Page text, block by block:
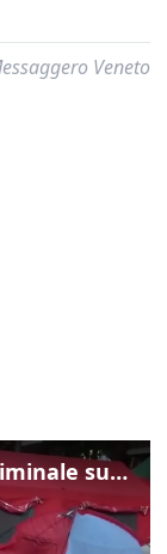
Veneto
Gualtieri: "Responsabilità del Viminale su Spin Time? La posizione dei partiti è nota"